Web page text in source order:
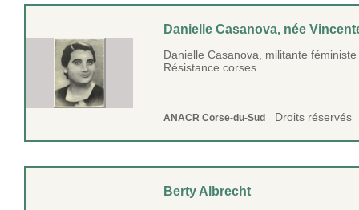
Danielle Casanova, née
Danielle Casanova, militante
Résistance corses
ANACR Corse-du-Sud Droits réservés
Berty Albrecht